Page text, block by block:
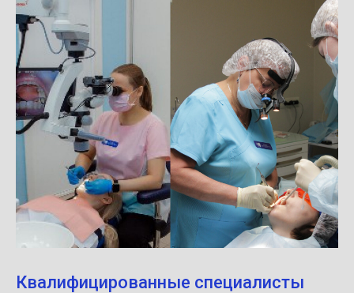
Квалифицированные специалисты